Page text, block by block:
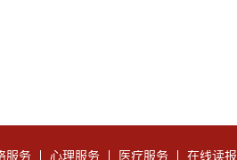
服务 心理服务 医疗服务 在线读报